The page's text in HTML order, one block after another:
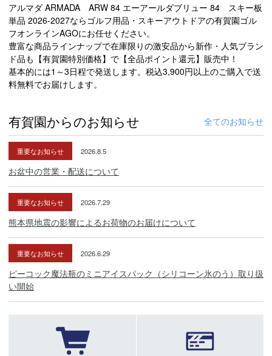
アルマダ ARMADA ARW 84 エーアールダブリュー 84 スキー板
単品 2026-2027ならゴルフ用品・スキーアウトドアの有賀園ゴル
フオンラインAGOにお任せください。
豊富な商品ラインナップで在庫限りの激安品から新作・人気ブラン
ド品も【有賀園特別価格】で【全品ポイント還元】販売中！
基本的には1～3日程で発送します。税込3,900円以上のご購入で送
料無料でお届けします。
有賀園からのお知らせ 全てのお知らせ
重要なお知らせ 2026.8.5
お盆中の営業・配送について
重要なお知らせ 2026.7.29
熊本県地震の影響によるお荷物のお届けについて
重要なお知らせ 2026.6.29
ピーコック魔法瓶のミニアイスパック（シリコーン氷のう）取り扱
い開始